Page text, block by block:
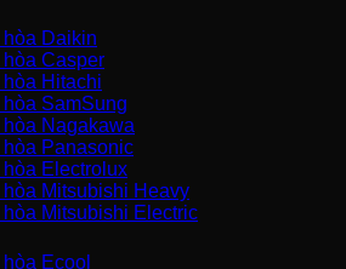
Daikin
Casper
Hitachi
SamSung
Nagakawa
Panasonic
Electrolux
Mitsubishi Heavy
Mitsubishi Electric
Ecool